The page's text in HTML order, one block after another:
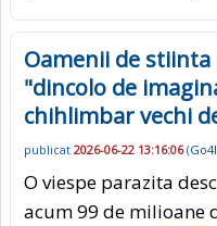
Oamenii de
"dincolo de
chihlimbar vechi
publicat 2026-06-22 13:16:06(
O viespe parazita
acum 99 de milioane